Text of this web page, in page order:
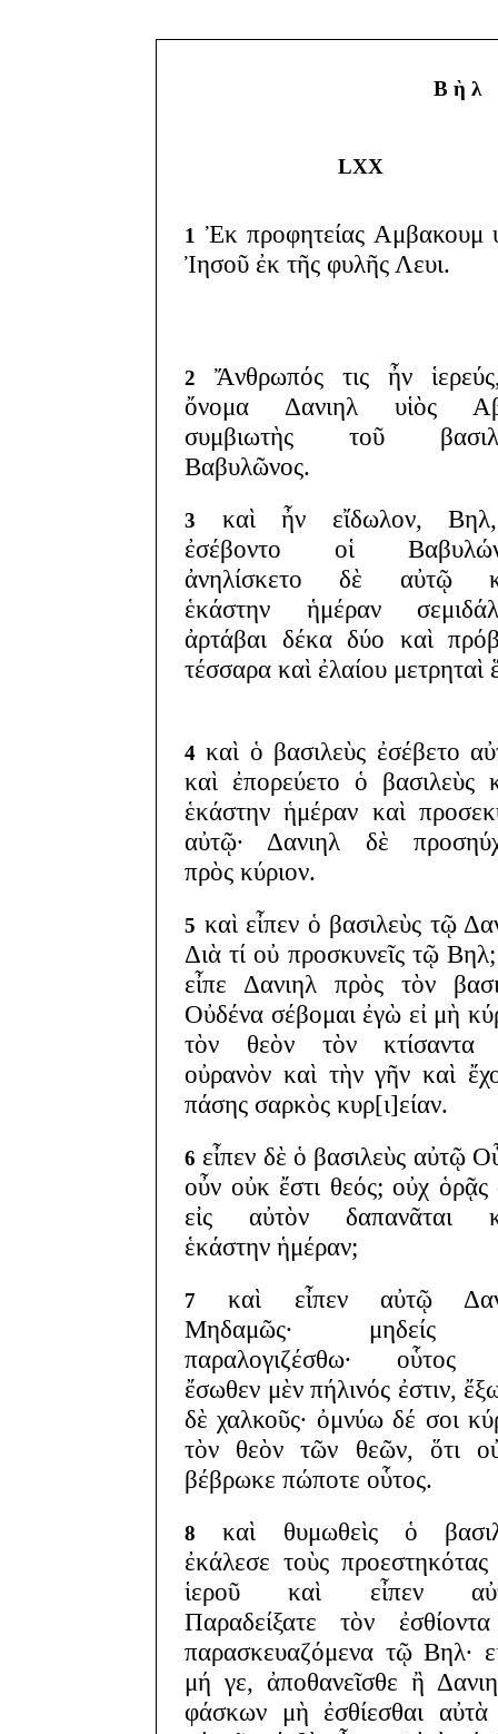
Β ὴ λ
LXX
1 Ἐκ προφητείας Αμβακουμ
Ἰησοῦ ἐκ τῆς φυλῆς Λευι.
2
Ἄνθρωπός τις ἦν
ὄνομα Δανιηλ υἱὸς
συμβιωτὴς τοῦ
Βαβυλῶνος.
3
καὶ ἦν εἴδωλον,
ἐσέβοντο οἱ
ἀνηλίσκετο δὲ αὐτῷ
ἑκάστην ἡμέραν
ἀρτάβαι δέκα δύο καὶ
τέσσαρα καὶ ἐλαίου μετρηταὶ
4 καὶ ὁ βασιλεὺς ἐσέβετο
καὶ ἐπορεύετο ὁ βασιλεὺς
ἑκάστην ἡμέραν καὶ
αὐτῷ· Δανιηλ δὲ
πρὸς κύριον.
5 καὶ εἶπεν ὁ βασιλεὺς τῷ
Διὰ τί οὐ προσκυνεῖς τῷ
εἶπε Δανιηλ πρὸς τὸν
Οὐδένα σέβομαι ἐγὼ εἰ μὴ
τὸν θεὸν τὸν κτίσαντα
οὐρανὸν καὶ τὴν γῆν καὶ
πάσης σαρκὸς κυρ[ι]είαν.
6 εἶπεν δὲ ὁ βασιλεὺς αὐτῷ
οὖν οὐκ ἔστι θεός; οὐχ ὁρᾷς
εἰς αὐτὸν δαπανᾶται
ἑκάστην ἡμέραν;
7
καὶ εἶπεν αὐτῷ
Μηδαμῶς· μηδείς
παραλογιζέσθω· οὗτος
ἔσωθεν μὲν πήλινός ἐστιν,
δὲ χαλκοῦς· ὀμνύω δέ σοι
τὸν θεὸν τῶν θεῶν, ὅτι
βέβρωκε πώποτε οὗτος.
8
καὶ θυμωθεὶς ὁ
ἐκάλεσε τοὺς προεστηκότας
ἱεροῦ καὶ εἶπεν
Παραδείξατε τὸν
παρασκευαζόμενα τῷ Βηλ·
μή γε, ἀποθανεῖσθε ἢ
φάσκων μὴ ἐσθίεσθαι αὐτὰ